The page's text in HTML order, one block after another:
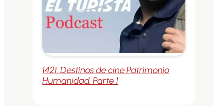
1421. Destinos de cine Patrimonio
Humanidad. Parte 1